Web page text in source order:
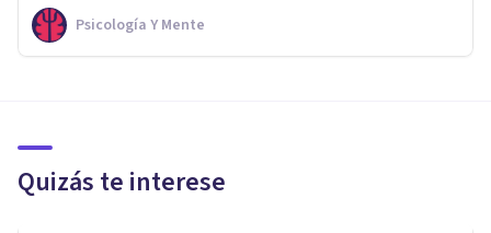
Psicología Y Mente
Quizás te interese